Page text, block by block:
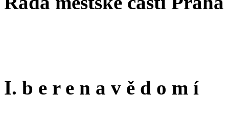
I. b e r e n a v ě d o m í